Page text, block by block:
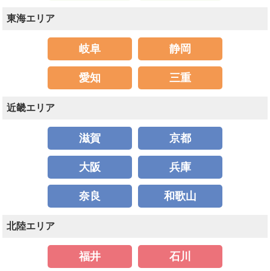
東海エリア
岐阜 静岡
愛知 三重
近畿エリア
滋賀 京都
大阪 兵庫
奈良 和歌山
北陸エリア
福井 石川